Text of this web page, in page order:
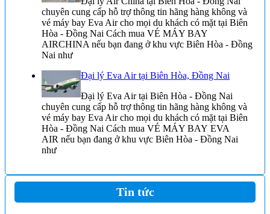
chuyên cung cấp hỗ trợ thông tin hãng hàng không và
vé máy bay Eva Air cho mọi du khách có mặt tại Biên
Hòa - Đồng Nai Cách mua VÉ MÁY BAY
AIRCHINA nếu bạn đang ở khu vực Biên Hòa - Đồng
Nai như
Đại lý Eva Air tại Biên Hòa, Đồng Nai
Đại lý Eva Air tại Biên Hòa - Đồng Nai
chuyên cung cấp hỗ trợ thông tin hãng hàng không và
vé máy bay Eva Air cho mọi du khách có mặt tại Biên
Hòa - Đồng Nai Cách mua VÉ MÁY BAY EVA
AIR nếu bạn đang ở khu vực Biên Hòa - Đồng Nai
như
Tin tức